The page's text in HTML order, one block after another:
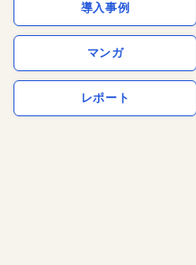
導入事例
マンガ
レポート